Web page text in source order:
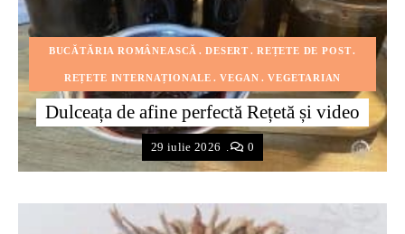
BUCĂTĂRIA ROMÂNEASCĂ DESERT REȚETE DE POST
REȚETE INTERNAȚIONALE VEGAN VEGETARIAN
Dulceața de afine perfectă Rețetă și video
29 iulie 2026 0